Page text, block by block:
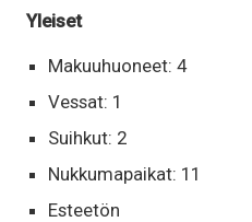
Yleiset
Makuuhuoneet: 4
Vessat: 1
Suihkut: 2
Nukkumapaikat: 11
Esteetön